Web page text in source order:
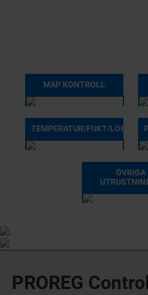
MAP KONTROLL
TEMPERATUR/FUKT/LOG
ÖVRIGA
PROREG